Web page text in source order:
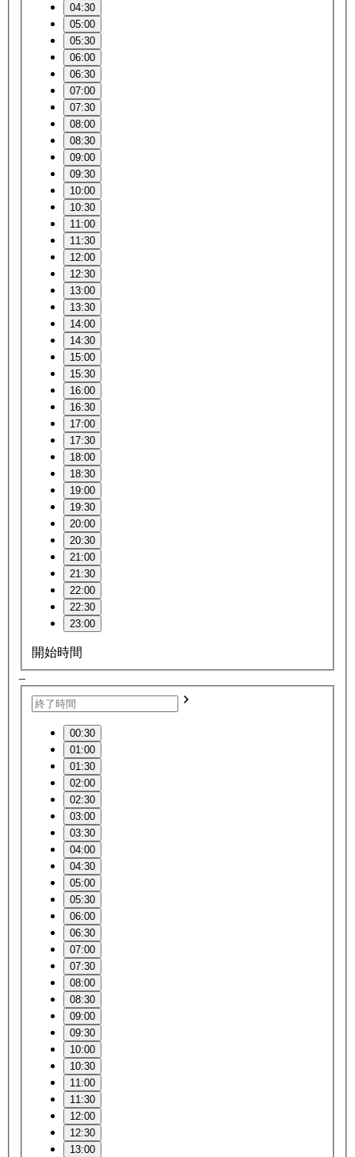
04:30
05:00
05:30
06:00
06:30
07:00
07:30
08:00
08:30
09:00
09:30
10:00
10:30
11:00
11:30
12:00
12:30
13:00
13:30
14:00
14:30
15:00
15:30
16:00
16:30
17:00
17:30
18:00
18:30
19:00
19:30
20:00
20:30
21:00
21:30
22:00
22:30
23:00
開始時間
–
00:30
01:00
01:30
02:00
02:30
03:00
03:30
04:00
04:30
05:00
05:30
06:00
06:30
07:00
07:30
08:00
08:30
09:00
09:30
10:00
10:30
11:00
11:30
12:00
12:30
13:00